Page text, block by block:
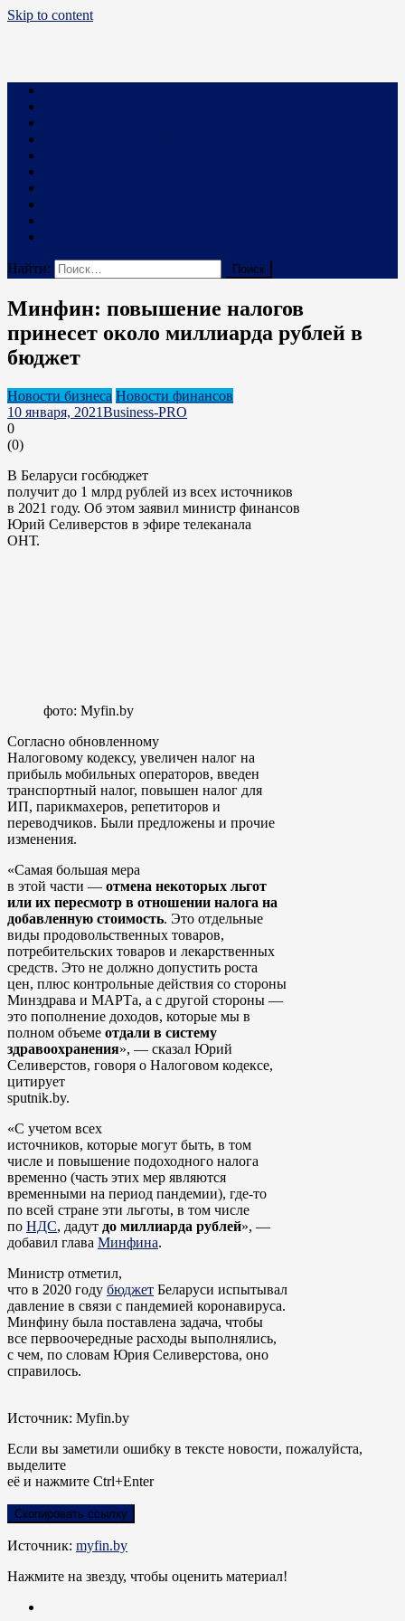
Skip to content
Business PRO
Новости про бизнес и не только
Найти:
Минфин: повышение налогов
принесет около миллиарда рублей в
бюджет
Новости бизнеса Новости финансов
10 января, 2021Business-PRO
0
(0)
В Беларуси госбюджет
получит до 1 млрд рублей из всех источников
в 2021 году. Об этом заявил министр финансов
Юрий Селиверстов в эфире телеканала
ОНТ.
фото: Myfin.by
Согласно обновленному
Налоговому кодексу, увеличен налог на
прибыль мобильных операторов, введен
транспортный налог, повышен налог для
ИП, парикмахеров, репетиторов и
переводчиков. Были предложены и прочие
изменения.
«Самая большая мера
в этой части — отмена некоторых льгот
или их пересмотр в отношении налога на
добавленную стоимость. Это отдельные
виды продовольственных товаров,
потребительских товаров и лекарственных
средств. Это не должно допустить роста
цен, плюс контрольные действия со стороны
Минздрава и МАРТа, а с другой стороны —
это пополнение доходов, которые мы в
полном объеме отдали в систему
здравоохранения», — сказал Юрий
Селиверстов, говоря о Налоговом кодексе,
цитирует
sputnik.by.
«С учетом всех
источников, которые могут быть, в том
числе и повышение подоходного налога
временно (часть этих мер являются
временными на период пандемии), где-то
по всей стране эти льготы, в том числе
по НДС, дадут до миллиарда рублей», —
добавил глава Минфина.
Министр отметил,
что в 2020 году бюджет Беларуси испытывал
давление в связи с пандемией коронавируса.
Минфину была поставлена задача, чтобы
все первоочередные расходы выполнялись,
с чем, по словам Юрия Селиверстова, оно
справилось.
Источник: Myfin.by
Если вы заметили ошибку в тексте новости, пожалуйста,
выделите
её и нажмите Ctrl+Enter
Скопировать ссылку
Источник: myfin.by
Нажмите на звезду, чтобы оценить материал!